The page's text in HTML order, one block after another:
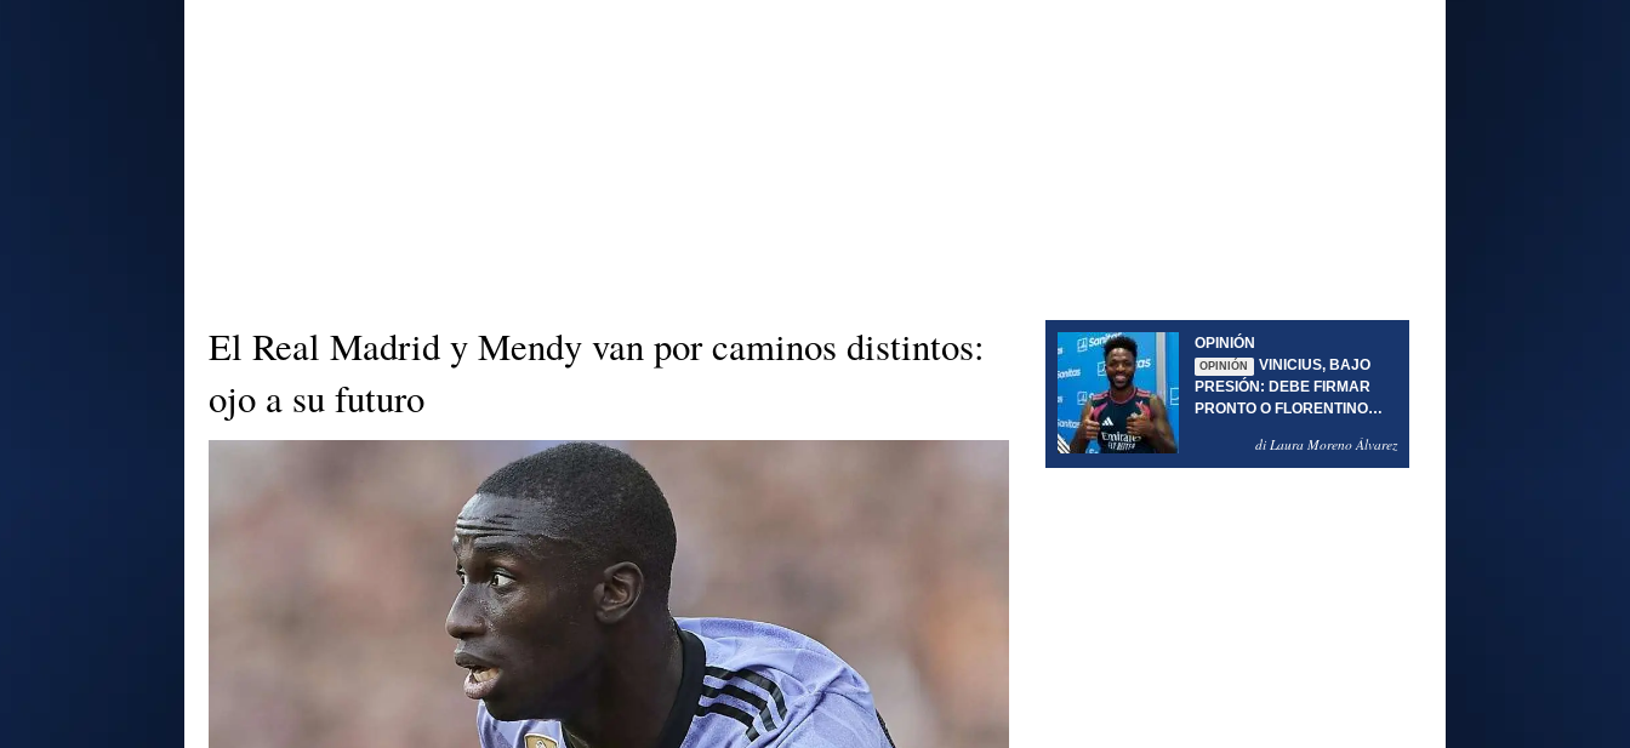
El Real Madrid y Mendy van por caminos distintos:
ojo a su futuro
OPINIÓN
OPINIÓN
VINICIUS, BAJO
PRESIÓN: DEBE FIRMAR
PRONTO O FLORENTINO
di Laura Moreno Álvarez